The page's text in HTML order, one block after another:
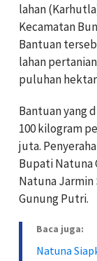
lahan
Kecamatan
Bantuan
lahan
puluhan
Bantuan yang
100 kilogram
juta.
Bupati Natuna
Natuna Jarmin
Gunung Putri.
Baca juga:
Natuna